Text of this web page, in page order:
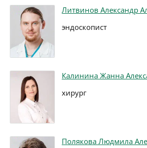
Литвинов Александр
эндоскопист
Калинина Жанна
хирург
Полякова Людмила